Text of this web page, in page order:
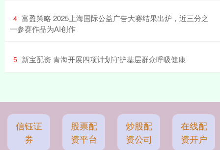
4 ​富盈策略 2025上海国际公益广告大赛结果出炉，近三分之
一参赛作品为AI创作
5 ​新宝配资 青海开展四项计划守护基层群众呼吸健康
信钰证
券
股票配
资平台
炒股配
资公司
在线配
资开户